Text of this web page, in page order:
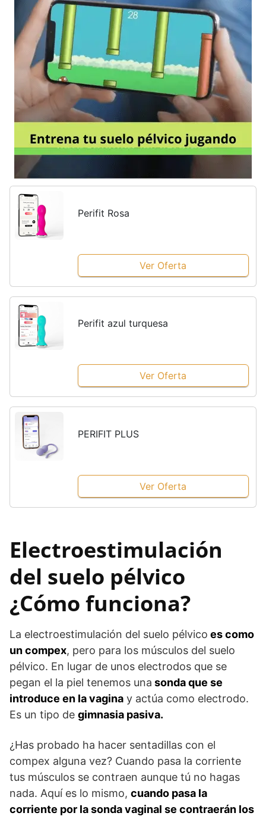
Perifit Rosa
Ver Oferta
Perifit azul turquesa
Ver Oferta
PERIFIT PLUS
Ver Oferta
Electroestimulación
del suelo pélvico
¿Cómo funciona?
La electroestimulación del suelo pélvico es como
un compex, pero para los músculos del suelo
pélvico. En lugar de unos electrodos que se
pegan el la piel tenemos una sonda que se
introduce en la vagina y actúa como electrodo.
Es un tipo de gimnasia pasiva.
¿Has probado ha hacer sentadillas con el
compex alguna vez? Cuando pasa la corriente
tus músculos se contraen aunque tú no hagas
nada. Aquí es lo mismo, cuando pasa la
corriente por la sonda vaginal se contraerán los